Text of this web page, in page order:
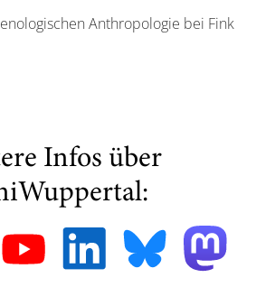
Anthropologie bei Fink
Infos über